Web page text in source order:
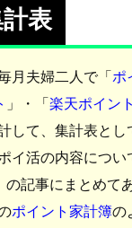
表
月夫婦二人で「ポ
」・「楽天ポイント
して、集計表と
イ活の内容につい
の記事にまとめて
ポイント家計簿の